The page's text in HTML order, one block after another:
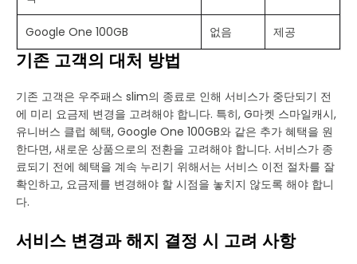
Google One 100GB 없음 제공
기존 고객의 대처 방법
기존 고객은 우주패스 slim의 종료로 인해 서비스가 중단되기 전
에 미리 요금제 변경을 고려해야 합니다. 특히, G마켓 스마일캐시,
유니버스 클럽 혜택, Google One 100GB와 같은 추가 혜택을 원
한다면, 새로운 상품으로의 전환을 고려해야 합니다. 서비스가 종
료되기 전에 혜택을 계속 누리기 위해서는 서비스 이전 절차를 잘
확인하고, 요금제를 변경해야 할 시점을 놓치지 않도록 해야 합니
다.
서비스 변경과 해지 결정 시 고려 사항